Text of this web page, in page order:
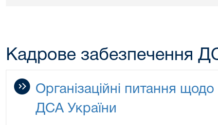
Кадрове забезпечення
Організаційні питання
ДСА України